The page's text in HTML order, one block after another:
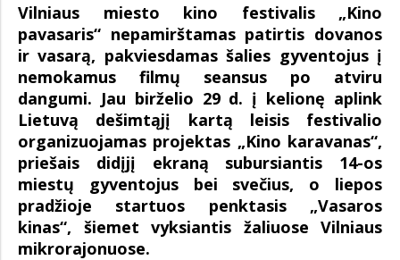
Vilniaus miesto kino festivalis „Kino
pavasaris“ nepamirštamas patirtis dovanos
ir vasarą, pakviesdamas šalies gyventojus į
nemokamus filmų seansus po atviru
dangumi. Jau birželio 29 d. į kelionę aplink
Lietuvą dešimtąjį kartą leisis festivalio
organizuojamas projektas „Kino karavanas“,
priešais didįjį ekraną subursiantis 14-os
miestų gyventojus bei svečius, o liepos
pradžioje startuos penktasis „Vasaros
kinas“, šiemet vyksiantis žaliuose Vilniaus
mikrorajonuose.